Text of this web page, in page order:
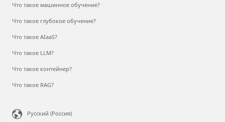
Что такое машинное обучение?
Что такое глубокое обучение?
Что такое AIaaS?
Что такое LLM?
Что такое контейнер?
Что такое RAG?
Русский (Россия)